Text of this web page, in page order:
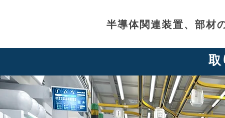
半導体関連装置、部材
取